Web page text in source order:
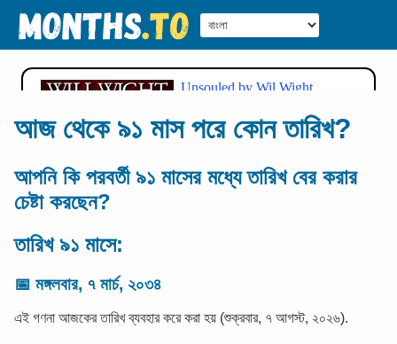
আজ থেকে ৯১ মাস পরে কোন তারিখ?
আপনি কি পরবর্তী ৯১ মাসের মধ্যে তারিখ বের করার
চেষ্টা করছেন?
তারিখ ৯১ মাসে:
📅 মঙ্গলবার, ৭ মার্চ, ২০৩৪
এই গণনা আজকের তারিখ ব্যবহার করে করা হয় (শুক্রবার, ৭ আগস্ট, ২০২৬).